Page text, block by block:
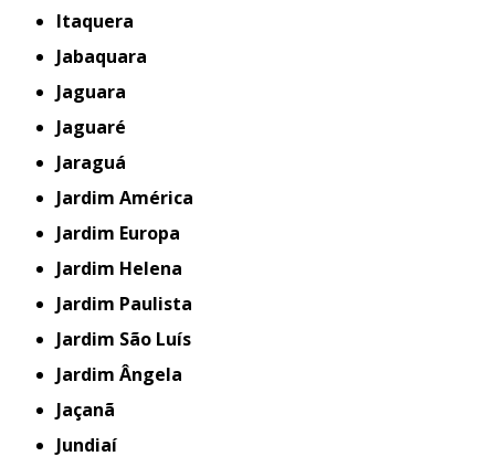
Itaquera
Jabaquara
Jaguara
Jaguaré
Jaraguá
Jardim América
Jardim Europa
Jardim Helena
Jardim Paulista
Jardim São Luís
Jardim Ângela
Jaçanã
Jundiaí